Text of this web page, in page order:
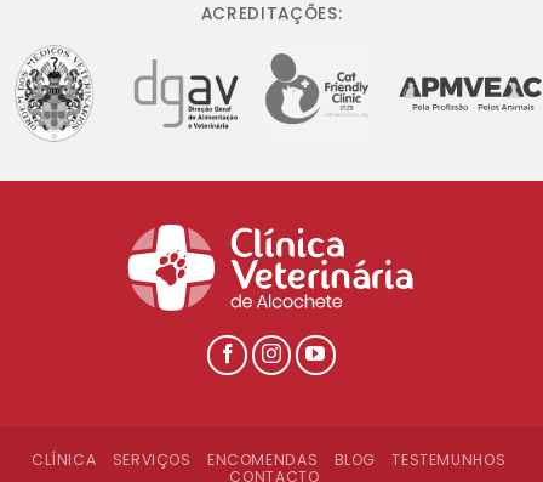
ACREDITAÇÕES:
CLÍNICA SERVIÇOS ENCOMENDAS BLOG
TESTEMUNHOS
CONTACTO